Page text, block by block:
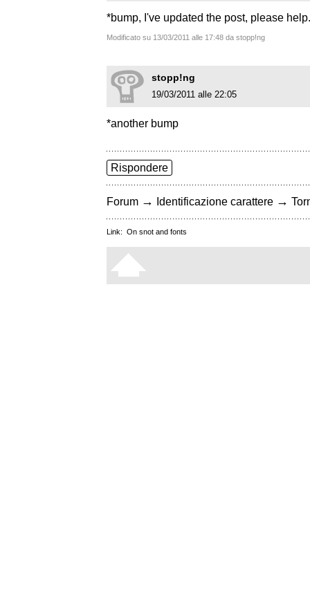
*bump, I've updated the post, please help.
Modificato su 13/03/2011 alle 17:48 da stopp!ng
stopp!ng
19/03/2011 alle 22:05
*another bump
Rispondere
Forum → Identificazione carattere →
Link: On snot and fonts